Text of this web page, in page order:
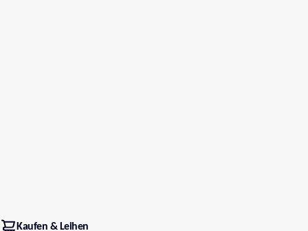
Kaufen & Leihen